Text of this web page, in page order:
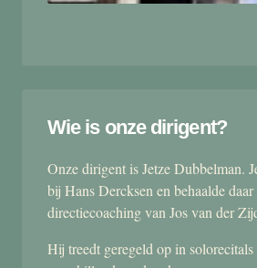
Wie is onze dirigent?
Onze dirigent is Jetze Dubbelman.
bij Hans Dercksen en behaalde
directiecoaching van Jos van der
Hij treedt geregeld op in